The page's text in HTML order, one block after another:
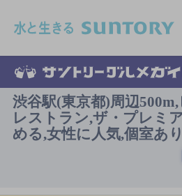
渋谷駅(東京都)周辺
レストラン,ザ・プレミ
める,女性に人気,個室あ